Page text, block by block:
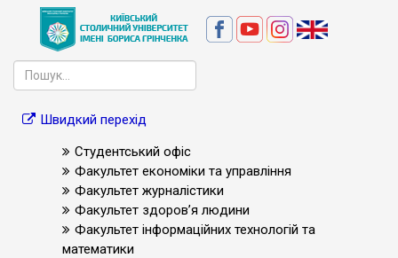
Швидкий перехід
Студентський офіс
Факультет економіки та управління
Факультет журналістики
Факультет здоров’я людини
Факультет інформаційних технологій та
математики